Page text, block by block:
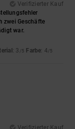
Verifizierter Kauf
zwei Geschäfte
war.
: 3 /5 Farbe: 4/5
Verifizierter Kauf